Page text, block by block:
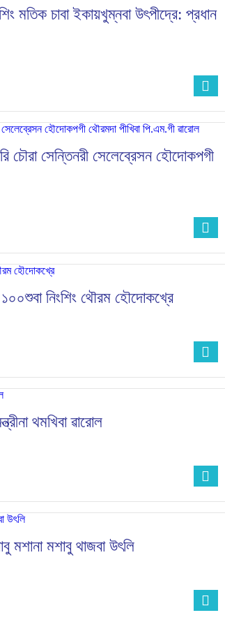
মতিক চাবা ইকায়খুম্নবা উৎপীদ্রে: প্রধান
চৌরা সেন্তিনরী সেলেব্রেসন হৌদোকপগী
১০০শুবা নিংশিং থৌরম হৌদোকখ্রে
থমখিবা ৱারোল
মশানা মশাবু থাজবা উৎলি